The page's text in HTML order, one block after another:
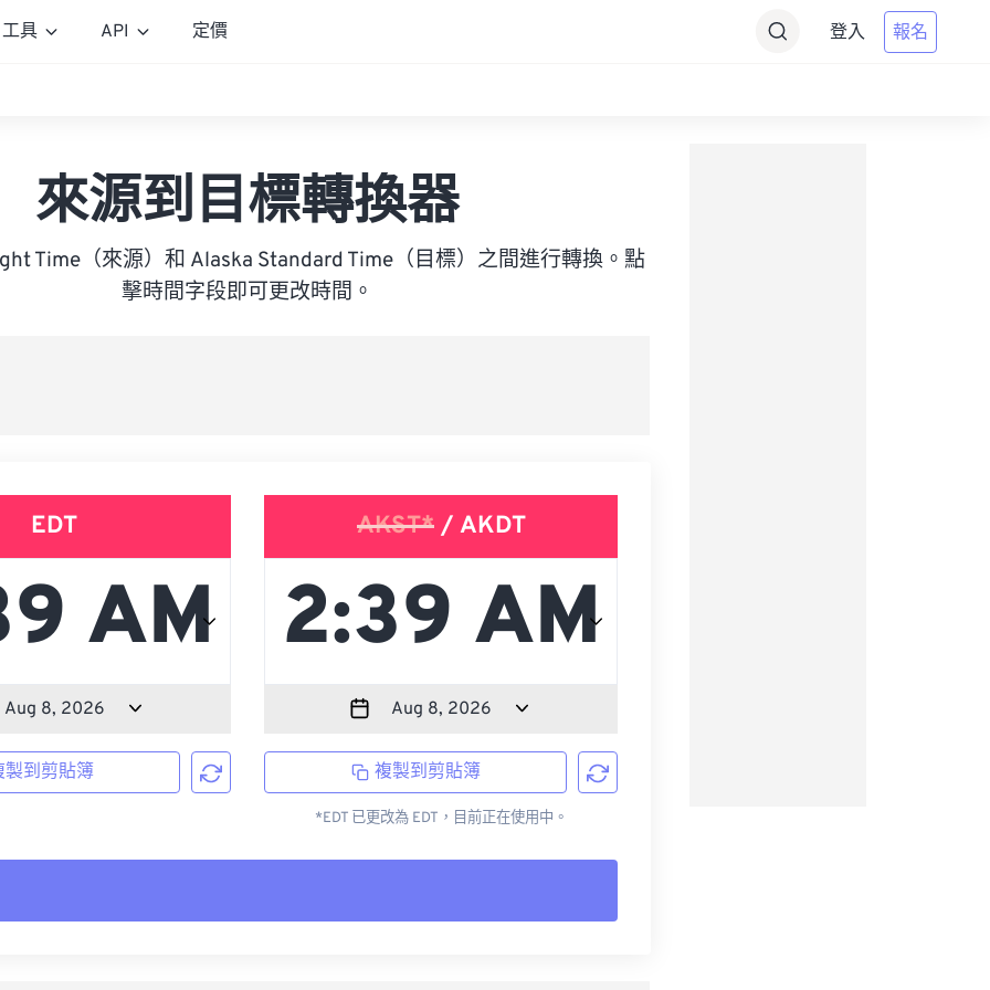
工具 API 定價 登入 報名
來源到目標轉換器
Time（來源）和 Alaska Standard Time（目標）之間進行轉換。點
擊時間字段即可更改時間。
EDT
製到剪貼簿
AKST*/ AKDT
複製到剪貼簿
*EDT 已更改為 EDT，目前正在使用中。